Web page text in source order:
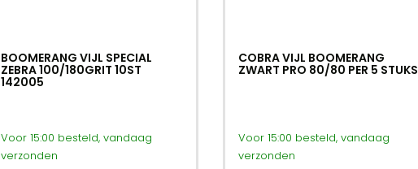
BOOMERANG VIJL SPECIAL
ZEBRA 100/180GRIT 10ST
142005
Voor 15:00 besteld, vandaag
verzonden
COBRA VIJL BOOMERANG
ZWART PRO 80/80 PER 5 STUKS
Voor 15:00 besteld, vandaag
verzonden